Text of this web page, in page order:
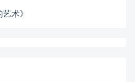
术》